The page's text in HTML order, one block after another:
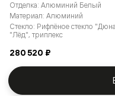
Отделка: Алюминий Белый
Материал: Алюминий
Стекло: Рифлёное стекло
"Лёд", триплекс
280 520 ₽